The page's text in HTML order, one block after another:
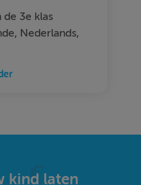
3e klas
Nederlands,
kind laten